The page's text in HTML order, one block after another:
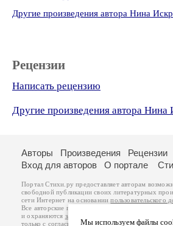
Другие произведения автора Нина
Рецензии
Написать рецензию
Другие произведения автора Нина
Мы используем файлы
Авторы Произведения Рецензии
Вход для авторов
О портале
Портал Стихи.ру предоставляет авторам
свободной публикации своих литературных
сети Интернет на основаниипользовательского
Все авторские права на произведения
и охраняются законом
. Перепечатка
только с согласия его автора, к которому вы